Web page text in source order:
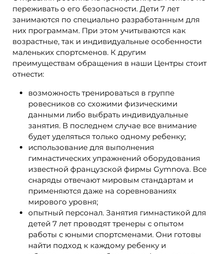
переживать о его безопасности. Дети 7 лет
занимаются по специально разработанным для
них программам. При этом учитываются как
возрастные, так и индивидуальные особенности
маленьких спортсменов. К другим
преимуществам обращения в наши Центры стоит
отнести:
возможность тренироваться в группе
ровесников со схожими физическими
данными либо выбрать индивидуальные
занятия. В последнем случае все внимание
будет уделяться только одному ребенку;
использование для выполнения
гимнастических упражнений оборудования
известной французской фирмы Gymnova. Все
снаряды отвечают мировым стандартам и
применяются даже на соревнованиях
мирового уровня;
опытный персонал. Занятия гимнастикой для
детей 7 лет проводят тренеры с опытом
работы с юными спортсменами. Они готовы
найти подход к каждому ребенку и